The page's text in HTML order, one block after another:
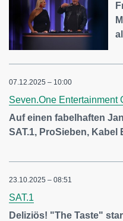
07.12.2025 – 10:00
Seven.One Entertainment
Auf einen fabelhaften
SAT.1, ProSieben,
23.10.2025 – 08:51
SAT.1
Deliziös! "The Taste"